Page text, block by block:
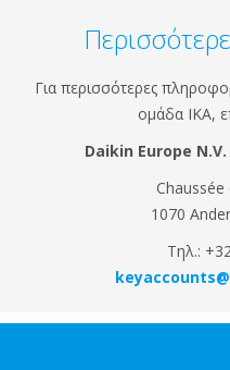
Για περισσότερες
ομάδα IKA,
Daikin Europe
1070
Τηλ.: